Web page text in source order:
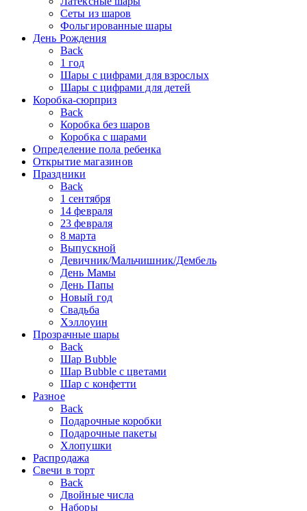
Сеты из шаров
Фольгированные шары
День Рождения
Back
1 год
Шары с цифрами для взрослых
Шары с цифрами для детей
Коробка-сюрприз
Back
Коробка без шаров
Коробка с шарами
Определение пола ребенка
Открытие магазинов
Праздники
Back
1 сентября
14 февраля
23 февраля
8 марта
Выпускной
Девичник/Мальчишник/Дембель
День Мамы
День Папы
Новый год
Свадьба
Хэллоуин
Прозрачные шары
Back
Шар Bubble
Шар Bubble с цветами
Шар с конфетти
Разное
Back
Подарочные коробки
Подарочные пакеты
Хлопушки
Распродажа
Свечи в торт
Back
Двойные числа
Наборы